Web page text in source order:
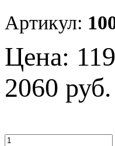
Артикул:
Цена:
2060 руб.